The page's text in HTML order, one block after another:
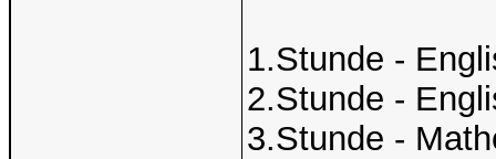
1.Stunde -
2.Stunde -
3.Stunde -